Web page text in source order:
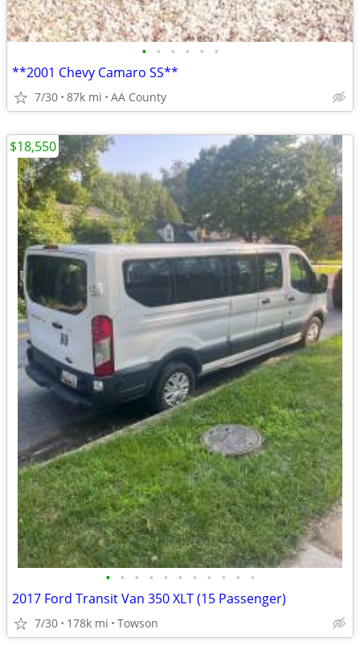
• • • • • •
**2001 Chevy Camaro SS**
7/30 87k mi AA County
• • • • • • • • • • •
2017 Ford Transit Van 350 XLT (15 Passenger)
7/30 178k mi Towson
$18,550